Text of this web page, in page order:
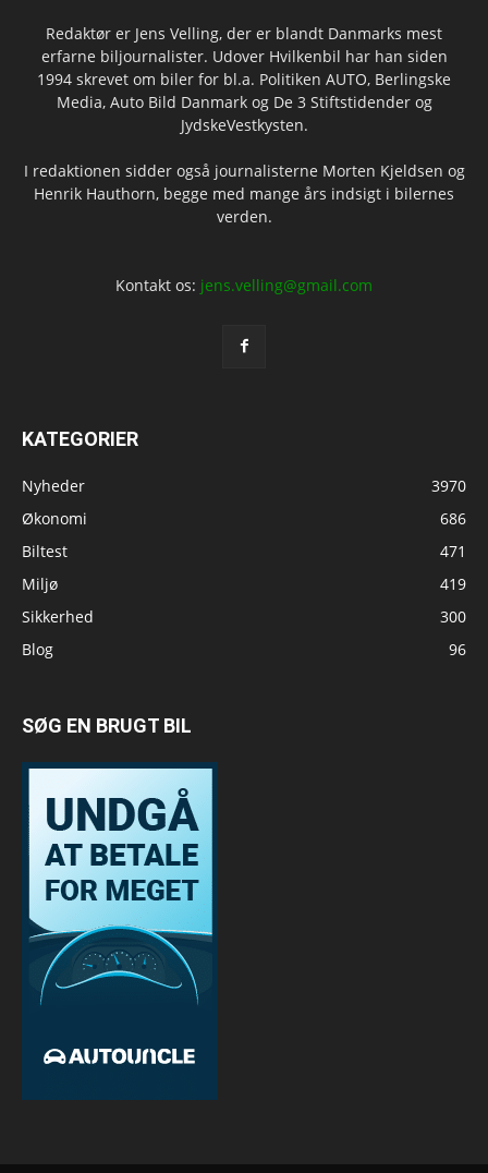
Redaktør er Jens Velling, der er blandt Danmarks mest
erfarne biljournalister. Udover Hvilkenbil har han siden
1994 skrevet om biler for bl.a. Politiken AUTO, Berlingske
Media, Auto Bild Danmark og De 3 Stiftstidender og
JydskeVestkysten.
I redaktionen sidder også journalisterne Morten Kjeldsen og
Henrik Hauthorn, begge med mange års indsigt i bilernes
verden.
Kontakt os: jens.velling@gmail.com
KATEGORIER
Nyheder
3970
Økonomi
686
Biltest
471
Miljø
419
Sikkerhed
300
Blog
96
SØG EN BRUGT BIL